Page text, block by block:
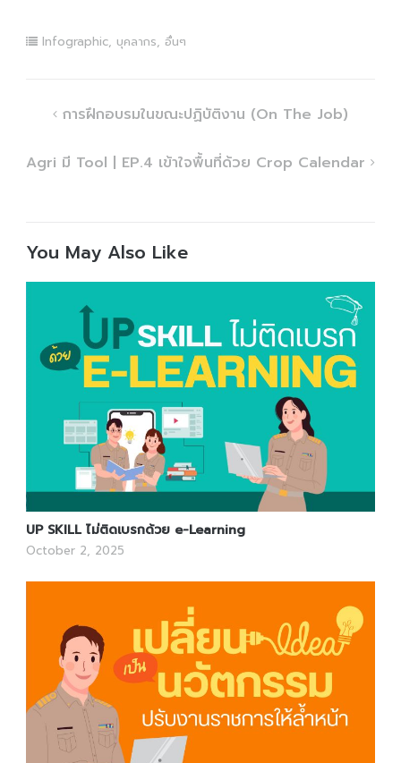
Infographic, บุคลากร, อื่นๆ
Postการฝึกอบรมในขณะปฏิบัติงาน (On The Job)
Agri มี Tool | EP.4 เข้าใจพื้นที่ด้วย Crop Calendar
You May Also Like
UP SKILL ไม่ติดเบรกด้วย e-Learning
October 2, 2025